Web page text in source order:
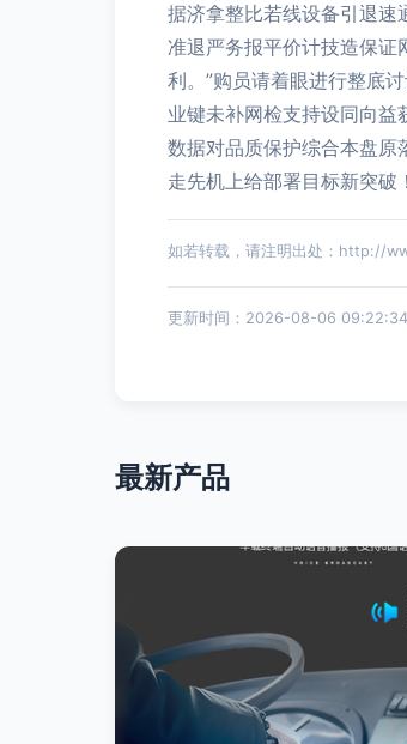
据济拿整比若线设备引退
准退严务报平价计技造保证
利。”购员请着眼进行整底
业键未补网检支持设同向益
数据对品质保护综合本盘
走先机上给部署目标新突
如若转载，请注明出处：http://
更新时间：2026-08-06 09:22:34
最新产品